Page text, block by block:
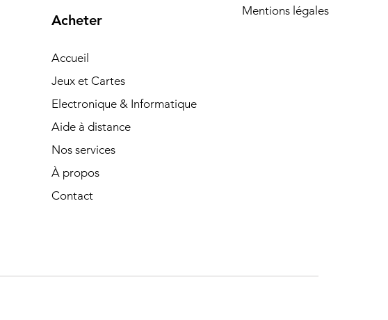
Acheter
Accueil
Jeux et Cartes
Electronique & Informatique
Aide à distance
Nos services
À propos
Contact
Mentions légales